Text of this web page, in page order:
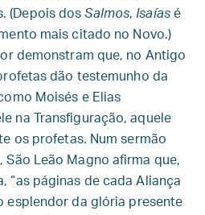
(Depois dosSalmos, Isaías é
mais citado no Novo.)
demonstram que, no Antigo
dão testemunho da
Moisés e Elias
na Transfiguração, aquele
os profetas. Num sermão
São Leão Magno afirma que,
“as páginas de cada Aliança
esplendor da glória presente